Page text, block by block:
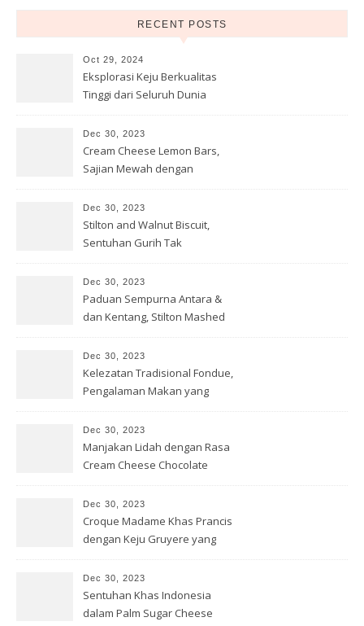
RECENT POSTS
Oct 29, 2024
Eksplorasi Keju Berkualitas
Tinggi dari Seluruh Dunia
Dec 30, 2023
Cream Cheese Lemon Bars,
Sajian Mewah dengan
Dec 30, 2023
Stilton and Walnut Biscuit,
Sentuhan Gurih Tak
Dec 30, 2023
Paduan Sempurna Antara &
dan Kentang, Stilton Mashed
Dec 30, 2023
Kelezatan Tradisional Fondue,
Pengalaman Makan yang
Dec 30, 2023
Manjakan Lidah dengan Rasa
Cream Cheese Chocolate
Dec 30, 2023
Croque Madame Khas Prancis
dengan Keju Gruyere yang
Dec 30, 2023
Sentuhan Khas Indonesia
dalam Palm Sugar Cheese